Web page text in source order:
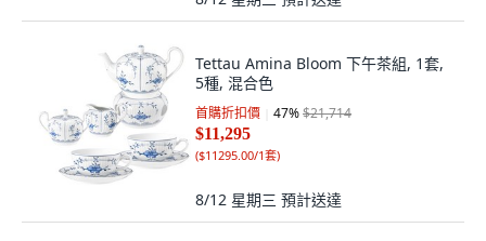
Tettau Amina Bloom 下午茶組, 1套,
5種, 混合色
首購折扣價 47%$21,714
$11,295
($11295.00/1套)
8/12 星期三 預計送達